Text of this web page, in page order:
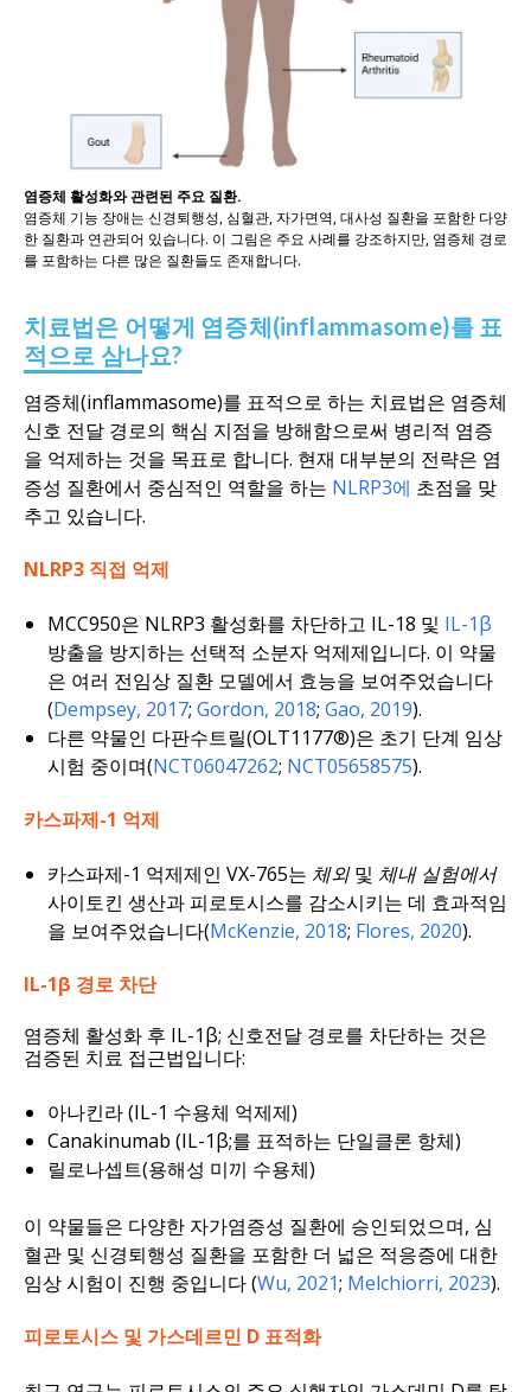
염증체 활성화와 관련된 주요 질환.
염증체 기능 장애는 신경퇴행성, 심혈관, 자가면역, 대사성 질환을 포함한 다양
한 질환과 연관되어 있습니다. 이 그림은 주요 사례를 강조하지만, 염증체 경로
를 포함하는 다른 많은 질환들도 존재합니다.
치료법은 어떻게 염증체(inflammasome)를 표
적으로 삼나요?
염증체(inflammasome)를 표적으로 하는 치료법은 염증체
신호 전달 경로의 핵심 지점을 방해함으로써 병리적 염증
을 억제하는 것을 목표로 합니다. 현재 대부분의 전략은 염
증성 질환에서 중심적인 역할을 하는 NLRP3에 초점을 맞
추고 있습니다.
NLRP3 직접 억제
MCC950은 NLRP3 활성화를 차단하고 IL-18 및 IL-1β
방출을 방지하는 선택적 소분자 억제제입니다. 이 약물
은 여러 전임상 질환 모델에서 효능을 보여주었습니다
(Dempsey, 2017; Gordon, 2018; Gao, 2019).
다른 약물인 다판수트릴(OLT1177®)은 초기 단계 임상
시험 중이며(NCT06047262; NCT05658575).
카스파제-1 억제
카스파제-1 억제제인 VX-765는 체외및 체내 실험에서
사이토킨 생산과 피로토시스를 감소시키는 데 효과적임
을 보여주었습니다(McKenzie, 2018; Flores, 2020).
IL-1β 경로 차단
염증체 활성화 후 IL-1β; 신호전달 경로를 차단하는 것은
검증된 치료 접근법입니다:
아나킨라 (IL-1 수용체 억제제)
Canakinumab (IL-1β;를 표적하는 단일클론 항체)
릴로나셉트(용해성 미끼 수용체)
이 약물들은 다양한 자가염증성 질환에 승인되었으며, 심
혈관 및 신경퇴행성 질환을 포함한 더 넓은 적응증에 대한
임상 시험이 진행 중입니다 (Wu, 2021; Melchiorri, 2023).
피로토시스 및 가스데르민 D 표적화